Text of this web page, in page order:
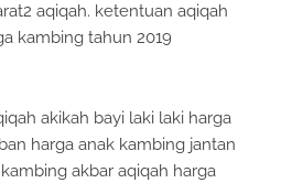
aqiqah. ketentuan aqiqah
kambing tahun 2019
akikah bayi laki laki harga
harga anak kambing jantan
akbar aqiqah harga